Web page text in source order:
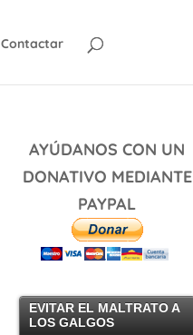
Contactar
AYÚDANOS CON UN
DONATIVO MEDIANTE
PAYPAL
EVITAR EL MALTRATO A
LOS GALGOS